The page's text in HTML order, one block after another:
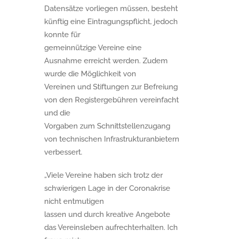
Datensätze vorliegen müssen, besteht
künftig eine Eintragungspflicht, jedoch
konnte für
gemeinnützige Vereine eine
Ausnahme erreicht werden. Zudem
wurde die Möglichkeit von
Vereinen und Stiftungen zur Befreiung
von den Registergebühren vereinfacht
und die
Vorgaben zum Schnittstellenzugang
von technischen Infrastrukturanbietern
verbessert.
„Viele Vereine haben sich trotz der
schwierigen Lage in der Coronakrise
nicht entmutigen
lassen und durch kreative Angebote
das Vereinsleben aufrechterhalten. Ich